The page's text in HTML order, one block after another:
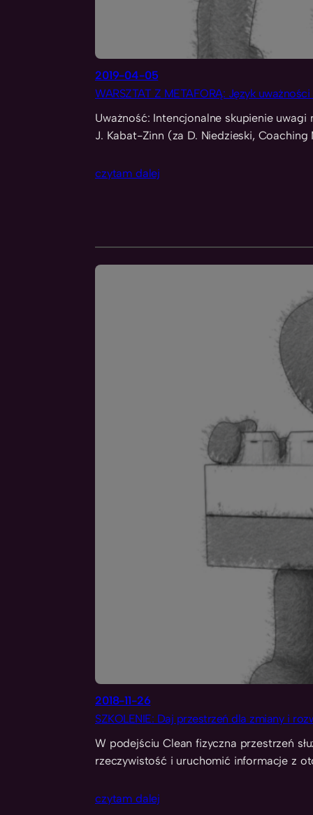
2019-04-05
WARSZTAT Z METAFORĄ: Język
Uważność: Intencjonalne skupienie
J. Kabat-Zinn (za D. Niedzieski, Coaching
czytam dalej
2018-11-26
SZKOLENIE: Daj przestrzeń dla zmiany i
W podejściu Clean fizyczna przestrzeń
rzeczywistość i uruchomić informacje z
czytam dalej